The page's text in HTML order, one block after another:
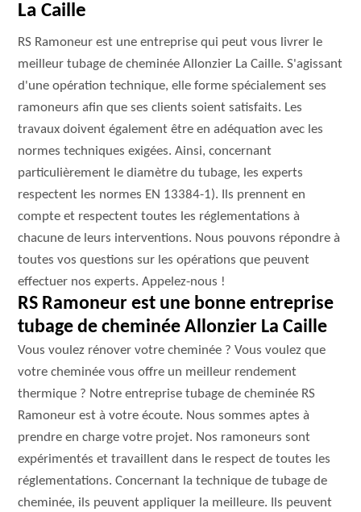
La Caille
RS Ramoneur est une entreprise qui peut vous livrer le
meilleur tubage de cheminée Allonzier La Caille. S'agissant
d'une opération technique, elle forme spécialement ses
ramoneurs afin que ses clients soient satisfaits. Les
travaux doivent également être en adéquation avec les
normes techniques exigées. Ainsi, concernant
particulièrement le diamètre du tubage, les experts
respectent les normes EN 13384-1). Ils prennent en
compte et respectent toutes les réglementations à
chacune de leurs interventions. Nous pouvons répondre à
toutes vos questions sur les opérations que peuvent
effectuer nos experts. Appelez-nous !
RS Ramoneur est une bonne entreprise
tubage de cheminée Allonzier La Caille
Vous voulez rénover votre cheminée ? Vous voulez que
votre cheminée vous offre un meilleur rendement
thermique ? Notre entreprise tubage de cheminée RS
Ramoneur est à votre écoute. Nous sommes aptes à
prendre en charge votre projet. Nos ramoneurs sont
expérimentés et travaillent dans le respect de toutes les
réglementations. Concernant la technique de tubage de
cheminée, ils peuvent appliquer la meilleure. Ils peuvent